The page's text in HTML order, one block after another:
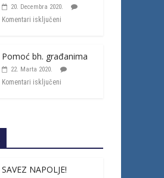
20. Decembra 2020.
Komentari isključeni
Pomoć bh. građanima
22. Marta 2020.
Komentari isključeni
SAVEZ NAPOLJE!